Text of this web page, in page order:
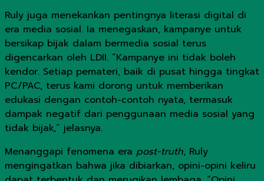
Ruly juga menekankan pentingnya literasi digital di
era media sosial. Ia menegaskan, kampanye untuk
bersikap bijak dalam bermedia sosial terus
digencarkan oleh LDII. “Kampanye ini tidak boleh
kendor. Setiap pemateri, baik di pusat hingga tingkat
PC/PAC, terus kami dorong untuk memberikan
edukasi dengan contoh-contoh nyata, termasuk
dampak negatif dari penggunaan media sosial yang
tidak bijak,” jelasnya.
Menanggapi fenomena era post-truth, Ruly
mengingatkan bahwa jika dibiarkan, opini-opini keliru